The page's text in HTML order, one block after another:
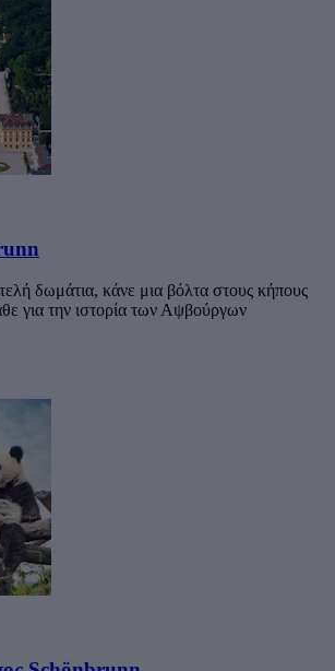
δωμάτια, κάνε μια βόλτα στους κήπους
για την ιστορία των Αψβούργων